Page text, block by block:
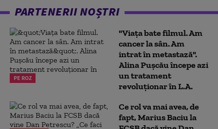
PARTENERII NOȘTRI
PE ROZ
"Viața bate filmul. Am
cancer la sân. Am
intrat în metastază".
Alina Pușcău începe azi
un tratament
revoluționar în L.A.
Ce rol va mai avea, de
fapt, Marius Baciu la